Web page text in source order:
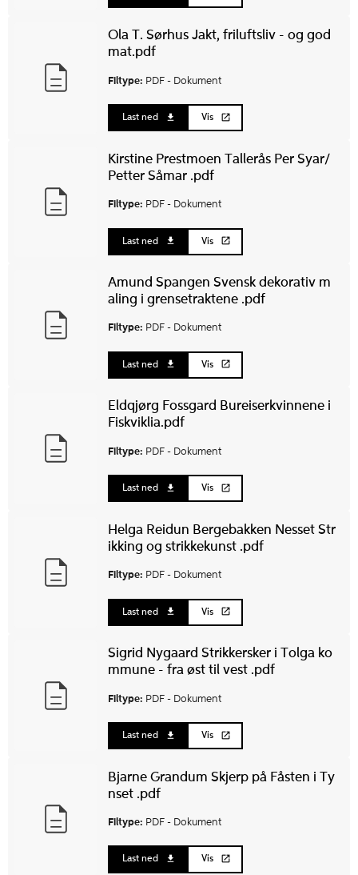
Ola T. Sørhus Jakt, friluftsliv - og god
mat.pdf
Filtype: PDF - Dokument
Last ned Vis
Kirstine Prestmoen Tallerås Per Syar/
Petter Såmar .pdf
Filtype: PDF - Dokument
Last ned Vis
Amund Spangen Svensk dekorativ m
aling i grensetraktene .pdf
Filtype: PDF - Dokument
Last ned Vis
Eldqjørg Fossgard Bureiserkvinnene i
Fiskviklia.pdf
Filtype: PDF - Dokument
Last ned Vis
Helga Reidun Bergebakken Nesset Str
ikking og strikkekunst .pdf
Filtype: PDF - Dokument
Last ned Vis
Sigrid Nygaard Strikkersker i Tolga ko
mmune - fra øst til vest .pdf
Filtype: PDF - Dokument
Last ned Vis
Bjarne Grandum Skjerp på Fåsten i Ty
nset .pdf
Filtype: PDF - Dokument
Last ned Vis